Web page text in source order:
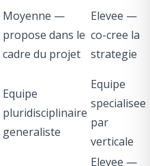
Moyenne —
propose dans le
cadre du projet
Elevee —
co-cree la
strategie
Equipe
pluridisciplinaire
generaliste
Equipe
specialisee
par
verticale
Elevee —